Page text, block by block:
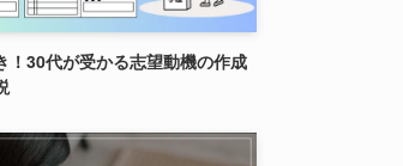
！30代が受かる志望動機の作成